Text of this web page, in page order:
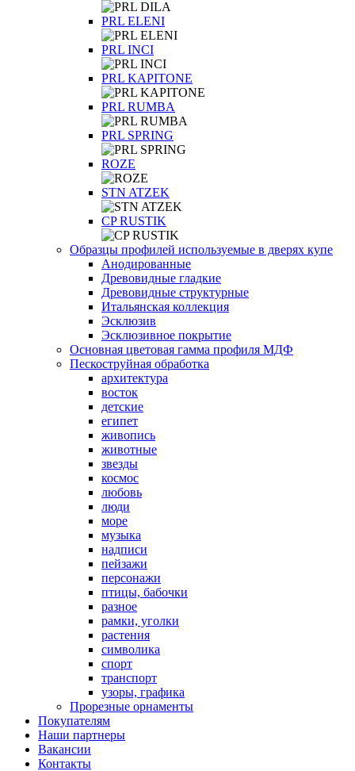
PRL ELENI
PRL INCI
PRL KAPITONE
PRL RUMBA
PRL SPRING
ROZE
STN ATZEK
СP RUSTIK
Образцы профилей используемые в дверях купе
Анодированные
Древовидные гладкие
Древовидные структурные
Итальянская коллекция
Эсклюзив
Эсклюзивное покрытие
Основная цветовая гамма профиля МДФ
Пескоструйная обработка
архитектура
восток
детские
египет
живопись
животные
звезды
космос
любовь
люди
море
музыка
надписи
пейзажи
персонажи
птицы, бабочки
разное
рамки, уголки
растения
символика
спорт
транспорт
узоры, графика
Прорезные орнаменты
Покупателям
Наши партнеры
Вакансии
Контакты